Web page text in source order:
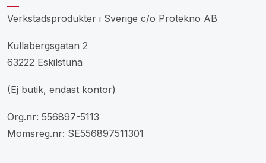
Verkstadsprodukter i Sverige c/o Protekno AB
Kullabergsgatan 2
63222 Eskilstuna
(Ej butik, endast kontor)
Org.nr: 556897-5113
Momsreg.nr: SE556897511301